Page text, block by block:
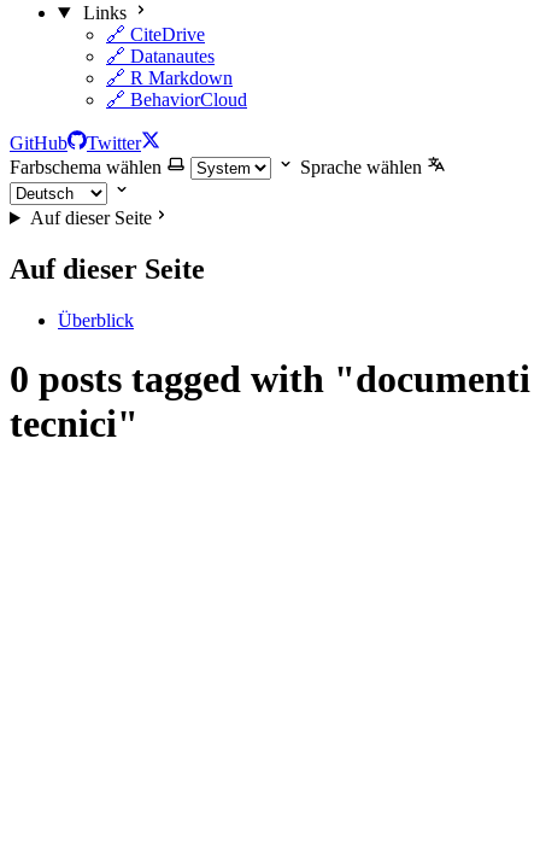
Links
🔗 CiteDrive
🔗 Datanautes
🔗 R Markdown
🔗 BehaviorCloud
GitHub
Twitter
Farbschema wählen
Sprache wählen
Auf dieser Seite
Auf dieser Seite
Überblick
0 posts tagged with "documenti
tecnici"